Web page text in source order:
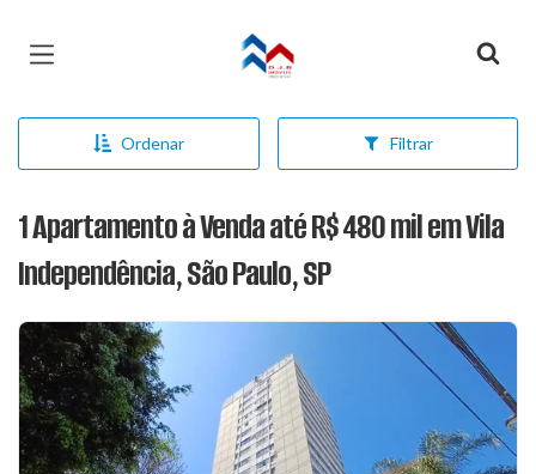
Página inicial
Ordenar Filtrar
1 Apartamento à Venda até R$ 480 mil em Vila
Independência, São Paulo, SP